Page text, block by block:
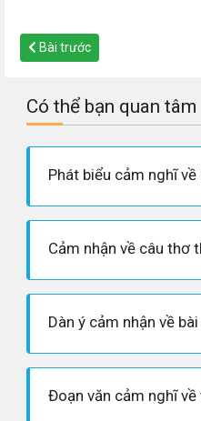
Bài trước
Có thể bạn quan tâm